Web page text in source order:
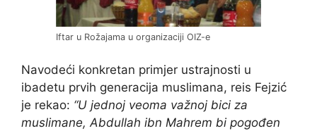
Iftar u Rožajama u organizaciji OIZ-e
Navodeći konkretan primjer ustrajnosti u
ibadetu prvih generacija muslimana, reis Fejzić
je rekao: “U jednoj veoma važnoj bici za
muslimane, Abdullah ibn Mahrem bi pogođen